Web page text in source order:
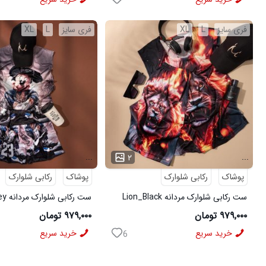
فری سایز L
XL
۲
...
پوشاک
رکابی شلوارک
ست رکابی شلوارک مردانه Lion_Black
مدل 3997
۹۷۹,۰۰۰ تومان
خرید سریع 6
فری سایز L
XL
...
پوشاک
رکابی شلوارک
3996
۹۷۹,۰۰۰ تومان
خرید سریع